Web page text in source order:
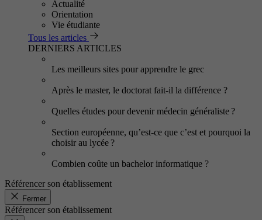
Actualité
Orientation
Vie étudiante
Tous les articles
DERNIERS ARTICLES
Les meilleurs sites pour apprendre le grec
Après le master, le doctorat fait-il la différence ?
Quelles études pour devenir médecin généraliste ?
Section européenne, qu’est-ce que c’est et pourquoi la
choisir au lycée ?
Combien coûte un bachelor informatique ?
Référencer son établissement
Fermer
Référencer son établissement